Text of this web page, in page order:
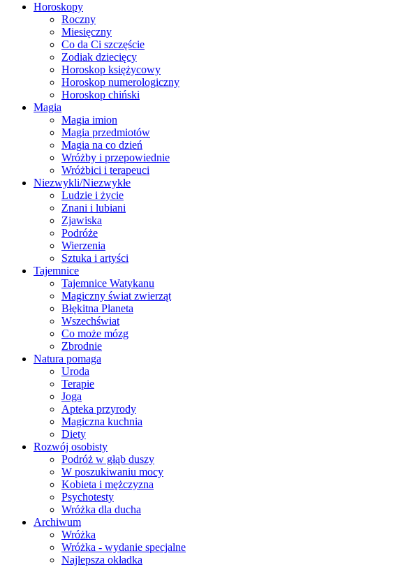
Horoskopy
Roczny
Miesięczny
Co da Ci szczęście
Zodiak dziecięcy
Horoskop księżycowy
Horoskop numerologiczny
Horoskop chiński
Magia
Magia imion
Magia przedmiotów
Magia na co dzień
Wróżby i przepowiednie
Wróżbici i terapeuci
Niezwykli/Niezwykłe
Ludzie i życie
Znani i lubiani
Zjawiska
Podróże
Wierzenia
Sztuka i artyści
Tajemnice
Tajemnice Watykanu
Magiczny świat zwierząt
Błękitna Planeta
Wszechświat
Co może mózg
Zbrodnie
Natura pomaga
Uroda
Terapie
Joga
Apteka przyrody
Magiczna kuchnia
Diety
Rozwój osobisty
Podróż w głąb duszy
W poszukiwaniu mocy
Kobieta i mężczyzna
Psychotesty
Wróżka dla ducha
Archiwum
Wróżka
Wróżka - wydanie specjalne
Najlepsza okładka